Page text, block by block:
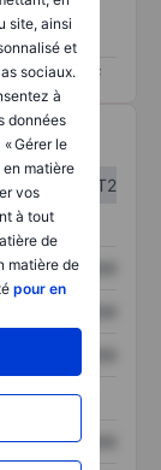
site, ainsi
et
sociaux.
à
données
Gérer le
matière
vos
à tout
de
matière de
pour en
T2
XXXXXXX
XXXXXXX